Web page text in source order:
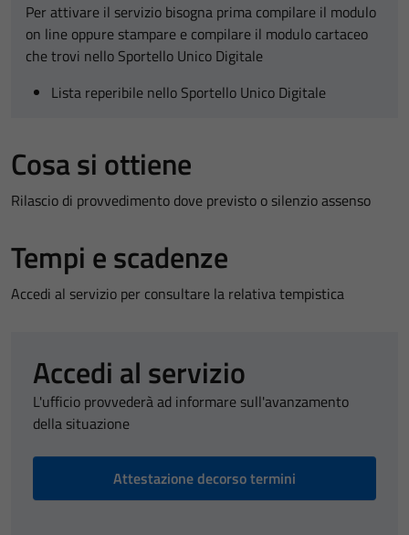
Per attivare il servizio bisogna prima compilare il modulo
on line oppure stampare e compilare il modulo cartaceo
che trovi nello Sportello Unico Digitale
Lista reperibile nello Sportello Unico Digitale
Cosa si ottiene
Rilascio di provvedimento dove previsto o silenzio assenso
Tempi e scadenze
Accedi al servizio per consultare la relativa tempistica
Accedi al servizio
L'ufficio provvederà ad informare sull'avanzamento
della situazione
Attestazione decorso termini